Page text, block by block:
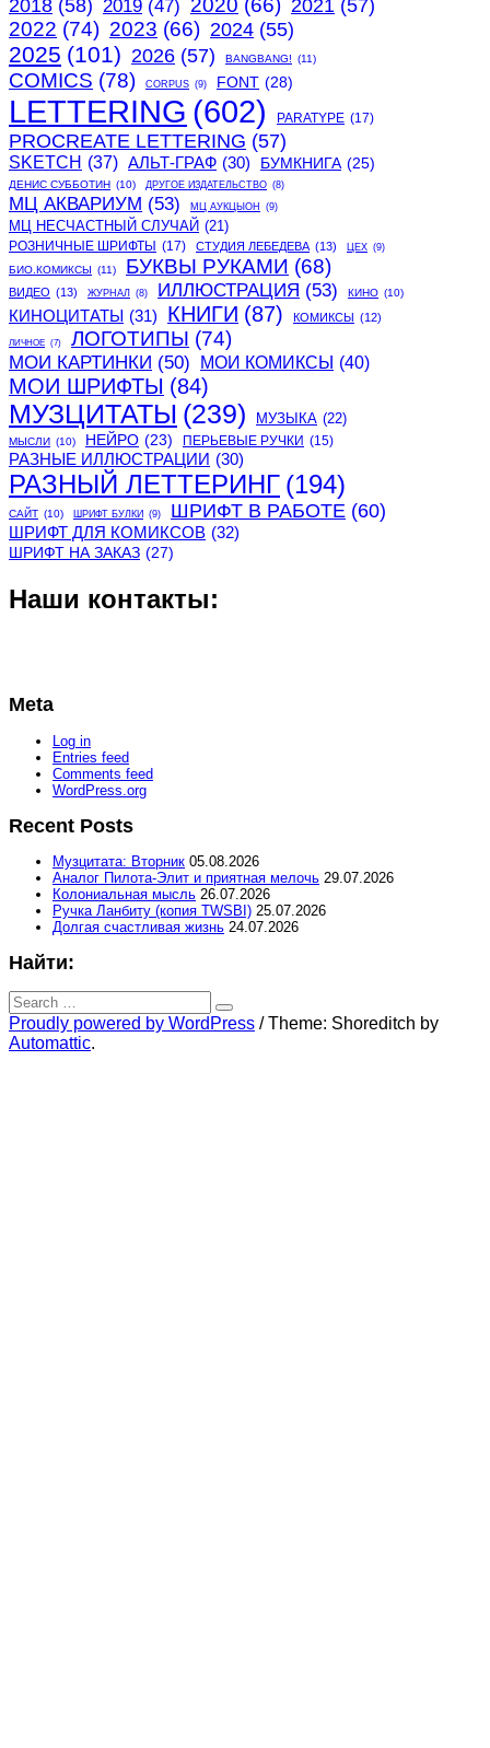
2018 (58) 2019 (47) 2020 (66) 2021 (57)
2022 (74) 2023 (66) 2024 (55)
2025 (101) 2026 (57) BANGBANG! (11)
COMICS (78) CORPUS (9) FONT (28)
LETTERING (602) PARATYPE (17)
PROCREATE LETTERING (57)
SKETCH (37) АЛЬТ-ГРАФ (30) БУМКНИГА (25)
ДЕНИС СУББОТИН (10) ДРУГОЕ ИЗДАТЕЛЬСТВО (8)
МЦ АКВАРИУМ (53) МЦ АУКЦЫОН (9)
МЦ НЕСЧАСТНЫЙ СЛУЧАЙ (21)
РОЗНИЧНЫЕ ШРИФТЫ (17) СТУДИЯ ЛЕБЕДЕВА (13) ЦЕХ (9)
БИО.КОМИКСЫ (11) БУКВЫ РУКАМИ (68)
ВИДЕО (13) ЖУРНАЛ (8) ИЛЛЮСТРАЦИЯ (53) КИНО (10)
КИНОЦИТАТЫ (31) КНИГИ (87) КОМИКСЫ (12)
ЛИЧНОЕ (7) ЛОГОТИПЫ (74)
МОИ КАРТИНКИ (50) МОИ КОМИКСЫ (40)
МОИ ШРИФТЫ (84)
МУЗЦИТАТЫ (239) МУЗЫКА (22)
МЫСЛИ (10) НЕЙРО (23) ПЕРЬЕВЫЕ РУЧКИ (15)
РАЗНЫЕ ИЛЛЮСТРАЦИИ (30)
РАЗНЫЙ ЛЕТТЕРИНГ (194)
САЙТ (10) ШРИФТ БУЛКИ (9) ШРИФТ В РАБОТЕ (60)
ШРИФТ ДЛЯ КОМИКСОВ (32)
ШРИФТ НА ЗАКАЗ (27)
Наши контакты:
Meta
Log in
Entries feed
Comments feed
WordPress.org
Recent Posts
Музцитата: Вторник 05.08.2026
Аналог Пилота-Элит и приятная мелочь 29.07.2026
Колониальная мысль 26.07.2026
Ручка Ланбиту (копия TWSBI) 25.07.2026
Долгая счастливая жизнь 24.07.2026
Найти:
Search
for:
Search
Proudly powered by WordPress /Theme: Shoreditch by
Automattic.